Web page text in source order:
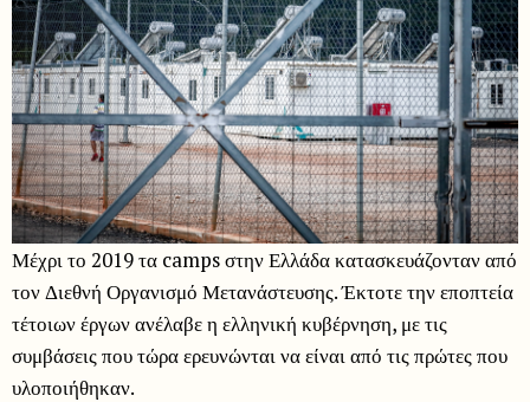
Μέχρι το 2019 τα camps στην Ελλάδα κατασκευάζονταν από
τον Διεθνή Οργανισμό Μετανάστευσης. Έκτοτε την εποπτεία
τέτοιων έργων ανέλαβε η ελληνική κυβέρνηση, με τις
συμβάσεις που τώρα ερευνώνται να είναι από τις πρώτες που
υλοποιήθηκαν.